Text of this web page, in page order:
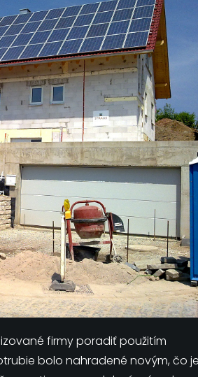
firmy poradiť použitím
bolo nahradené novým, čo je